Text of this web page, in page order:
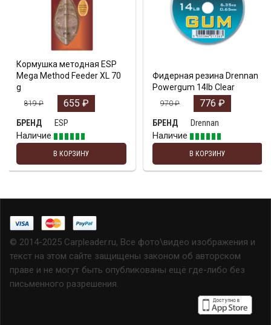
Кормушка методная ESP
Mega Method Feeder XL 70
g
819₽ 655 ₽
БРЕНД
ESP
Наличие
В КОРЗИНУ
Фидерная резина Drennan
Powergum 14lb Clear
970₽ 776 ₽
БРЕНД
Drennan
Наличие
В КОРЗИНУ
© 2014-2025 Carpleader.ru, Все фото\видео изображения и
текст на этом сайте защищены законом об авторском
праве и не могут быть опубликованы ещё где-либо без
письменного разрешения.